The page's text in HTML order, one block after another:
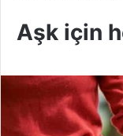
Aşk için